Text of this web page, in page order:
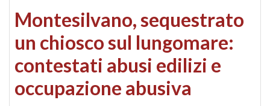
Montesilvano, sequestrato
un chiosco sul lungomare:
contestati abusi edilizi e
occupazione abusiva